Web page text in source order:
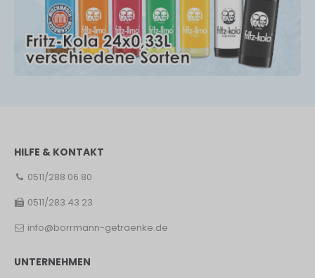
HILFE & KONTAKT
0511/288 06 80
0511/283 43 23
info@borrmann-getraenke.de
UNTERNEHMEN